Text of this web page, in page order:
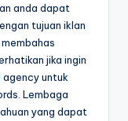
anda dapat
tujuan iklan
jika ingin
untuk
Lembaga
yang dapat